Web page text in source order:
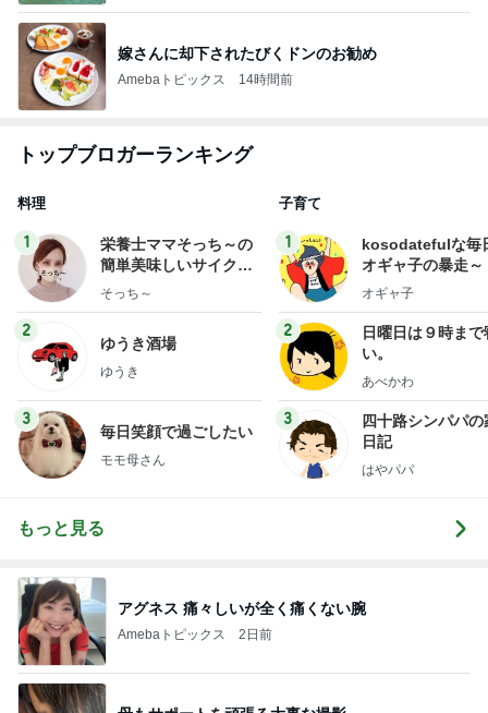
嫁さんに却下されたびくドンのお勧め
Amebaトピックス 14時間前
トップブロガーランキング
料理
1
栄養士ママそっち～の
簡単美味しいサイクル
献立
そっち～
2
ゆうき酒場
ゆうき
3
毎日笑顔で過ごしたい
モモ母さん
子育て
1
kosodatefulな毎
オギャ子の暴走～
オギャ子
2
日曜日は９時まで
い。
あべかわ
3
四十路シンパパの
日記
はやパパ
もっと見る
アグネス 痛々しいが全く痛くない腕
Amebaトピックス 2日前